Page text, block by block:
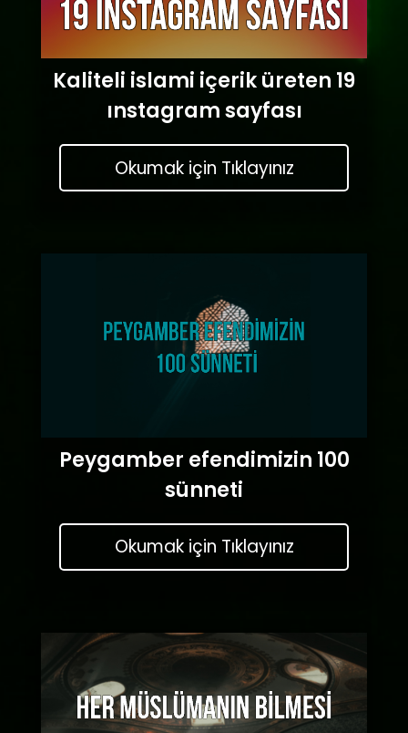
Kaliteli islami içerik üreten 19
ınstagram sayfası
Okumak için Tıklayınız
Peygamber efendimizin 100
sünneti
Okumak için Tıklayınız